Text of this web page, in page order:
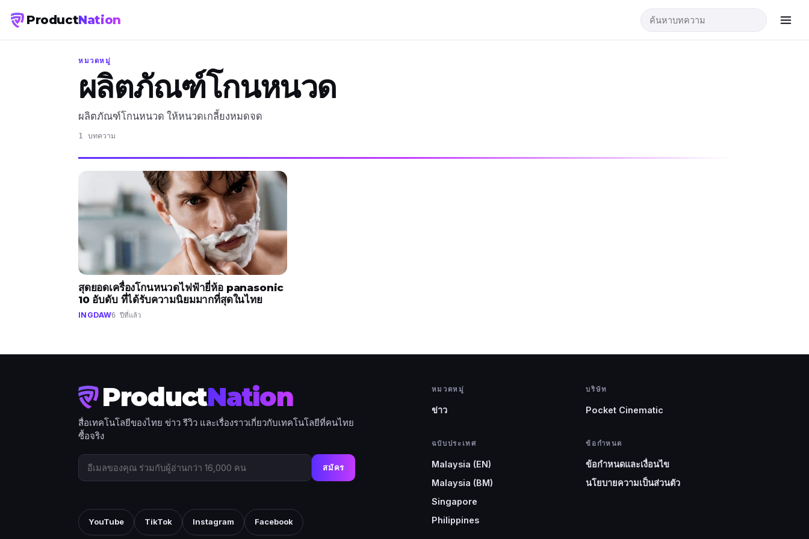
ProductNation
หมวดหมู่
ผลิตภัณฑ์โกนหนวด
ผลิตภัณฑ์โกนหนวด ให้หนวดเกลี้ยงหมดจด
1 บทความ
สุดยอดเครื่องโกนหนวดไฟฟ้ายี่ห้อ panasonic
10 อับดับ ที่ได้รับความนิยมมากที่สุดในไทย
INGDAW6 ปีที่แล้ว
ProductNation
สื่อเทคโนโลยีของไทย ข่าว รีวิว และเรื่องราวเกี่ยวกับเทคโนโลยีที่คนไทย
ซื้อจริง
สมัคร
YouTube TikTok Instagram Facebook
หมวดหมู่
ข่าว
บริษัท
Pocket Cinematic
ฉบับประเทศ
Malaysia (EN)
Malaysia (BM)
Singapore
Philippines
ข้อกำหนด
ข้อกำหนดและเงื่อนไข
นโยบายความเป็นส่วนตัว